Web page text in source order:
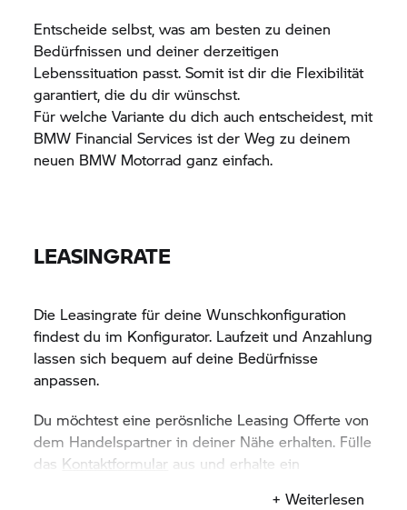
Entscheide selbst, was am besten zu deinen
Bedürfnissen und deiner derzeitigen
Lebenssituation passt. Somit ist dir die Flexibilität
garantiert, die du dir wünschst.
Für welche Variante du dich auch entscheidest, mit
BMW Financial Services ist der Weg zu deinem
neuen BMW Motorrad ganz einfach.
LEASINGRATE
Die Leasingrate für deine Wunschkonfiguration
findest du im Konfigurator. Laufzeit und Anzahlung
lassen sich bequem auf deine Bedürfnisse
anpassen.
Du möchtest eine perösnliche Leasing Offerte von
dem Handelspartner in deiner Nähe erhalten. Fülle
das Kontaktformular aus und erhalte ein
+ Weiterlesen